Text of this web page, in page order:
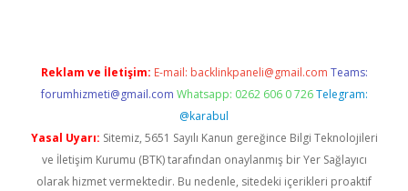
Reklam ve İletişim: E-mail: backlinkpaneli@gmail.com Teams:
forumhizmeti@gmail.com Whatsapp: 0262 606 0 726 Telegram:
@karabul
Yasal Uyarı: Sitemiz, 5651 Sayılı Kanun gereğince Bilgi Teknolojileri
ve İletişim Kurumu (BTK) tarafından onaylanmış bir Yer Sağlayıcı
olarak hizmet vermektedir. Bu nedenle, sitedeki içerikleri proaktif